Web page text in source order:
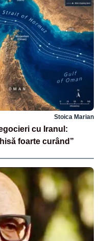
Stoica Marian
cu Iranul:
foarte curând”